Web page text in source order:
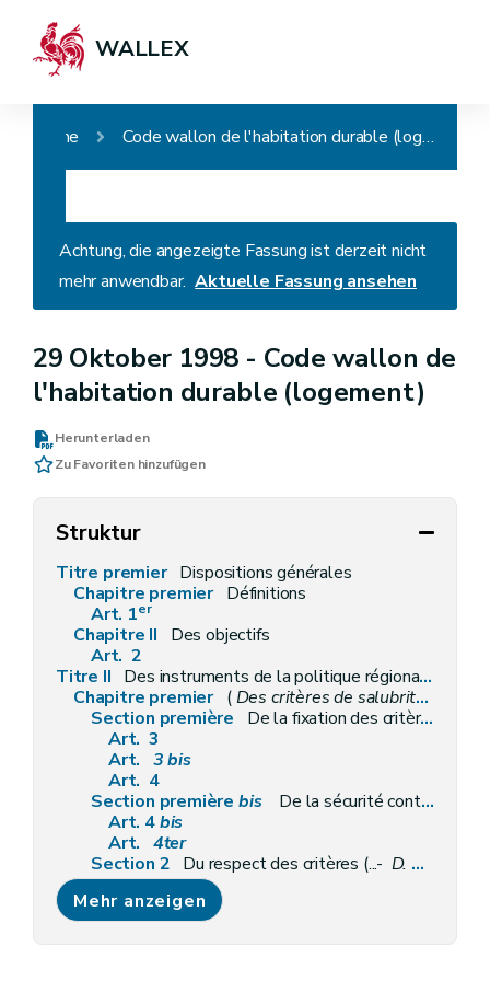
WALLEX
Home Code wallon de l'habitation durable (logement)
Achtung, die angezeigte Fassung ist derzeit nicht
mehr anwendbar. Aktuelle Fassung ansehen
29 Oktober 1998 - Code wallon de
l'habitation durable (logement)
Herunterladen
Zu Favoriten hinzufügen
Struktur
Titre premier Dispositions générales
Chapitre premier Définitions
Art. 1er
Chapitre II
Des objectifs
Art. 2
Titre II Des instruments de la politique régionale du logement
Chapitre premier (Des critères de salubrité des logements et de la présence de détecteurs d'incendie
Section première
De la fixation des critères de salubrité
Art. 3
Art. 3bis
Art. 4
Section première bis
De la sécurité contre les risques d'incendie des habitations
Art. 4bis
Art. 4ter
Section 2 Du respect des critères (...- D. 9/2/2012)
Art. 5
Art. 6
Art. 7
Mehr anzeigen